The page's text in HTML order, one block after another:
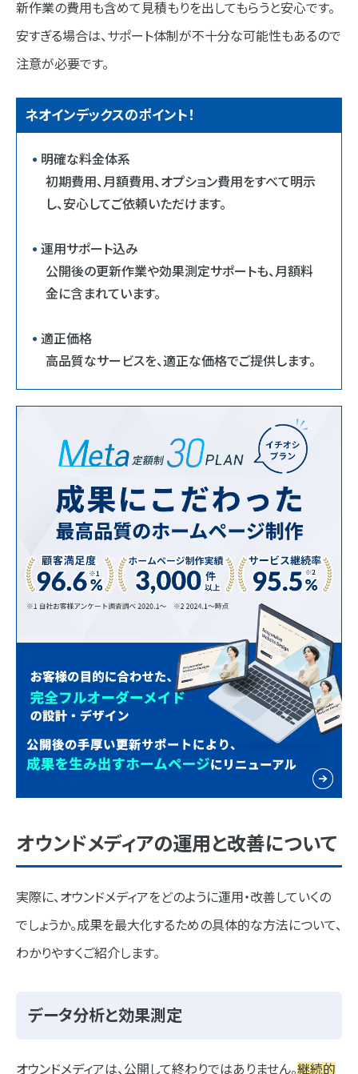
新作業の費用も含めて見積もりを出してもらうと安心です。
安すぎる場合は、サポート体制が不十分な可能性もあるので
注意が必要です。
ネオインデックスのポイント！
明確な料金体系
初期費用、月額費用、オプション費用をすべて明示
し、安心してご依頼いただけます。
運用サポート込み
公開後の更新作業や効果測定サポートも、月額料
金に含まれています。
適正価格
高品質なサービスを、適正な価格でご提供します。
オウンドメディアの運用と改善について
実際に、オウンドメディアをどのように運用・改善していくの
でしょうか。成果を最大化するための具体的な方法について、
わかりやすくご紹介します。
データ分析と効果測定
オウンドメディアは、公開して終わりではありません。継続的